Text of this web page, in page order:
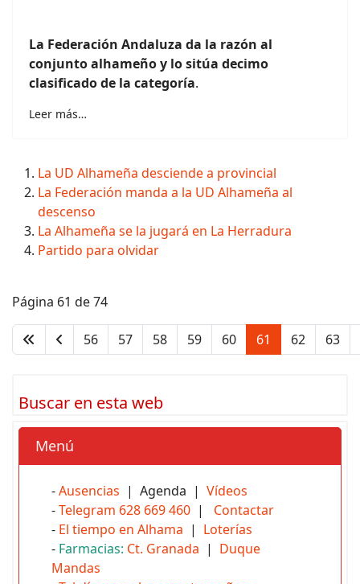
La Federación Andaluza da la razón al
conjunto alhameño y lo sitúa decimo
clasificado de la categoría.
Leer más…
La UD Alhameña desciende a provincial
La Federación manda a la UD Alhameña al
descenso
La Alhameña se la jugará en La Herradura
Partido para olvidar
Página 61 de 74
56 57 58 59 60 61 62 63
Buscar en esta web
Menú
-Ausencias | Agenda | Vídeos
-Telegram 628 669 460 | Contactar
- El tiempo en Alhama | Loterías
- Farmacias: Ct. Granada | Duque
Mandas